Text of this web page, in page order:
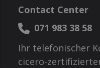
Contact Center
071 983 38 58
Ihr telefonischer
cicero-